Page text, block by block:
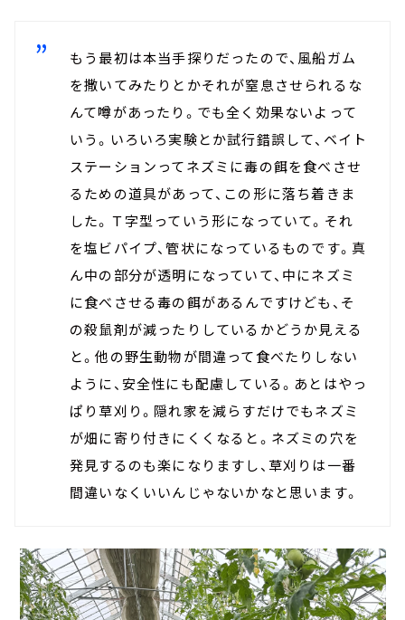
もう最初は本当手探りだったので、風船ガム
を撒いてみたりとかそれが窒息させられるな
んて噂があったり。でも全く効果ないよって
いう。いろいろ実験とか試行錯誤して、ベイト
ステーションってネズミに毒の餌を食べさせ
るための道具があって、この形に落ち着きま
した。Ｔ字型っていう形になっていて。それ
を塩ビパイプ、管状になっているものです。真
ん中の部分が透明になっていて、中にネズミ
に食べさせる毒の餌があるんですけども、そ
の殺鼠剤が減ったりしているかどうか見える
と。他の野生動物が間違って食べたりしない
ように、安全性にも配慮している。あとはやっ
ぱり草刈り。隠れ家を減らすだけでもネズミ
が畑に寄り付きにくくなると。ネズミの穴を
発見するのも楽になりますし、草刈りは一番
間違いなくいいんじゃないかなと思います。